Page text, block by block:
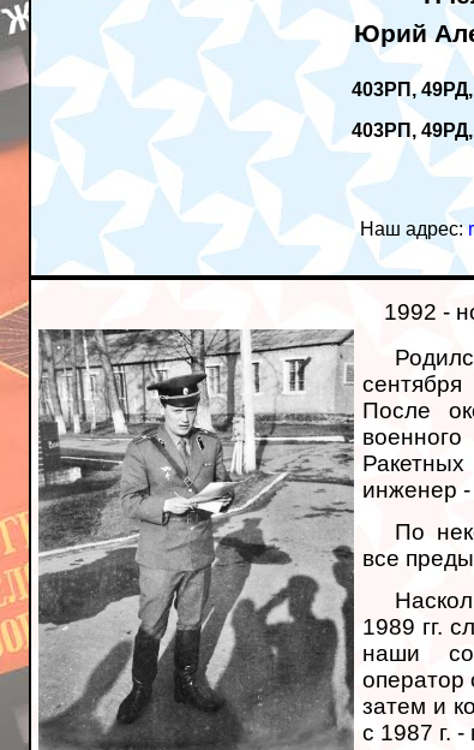
Юрий
403РП,
403РП,
Наш адрес:
1992 -
После
инженер
По
все
1989 гг.
наши
оператор
затем и
с 1987 г.